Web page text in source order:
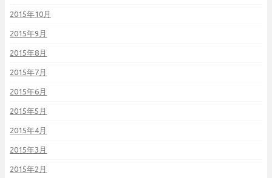
2015年10月
2015年9月
2015年8月
2015年7月
2015年6月
2015年5月
2015年4月
2015年3月
2015年2月